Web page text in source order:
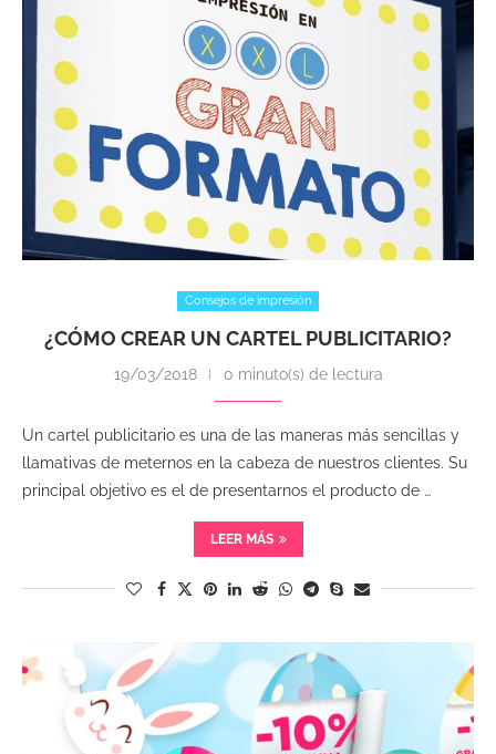
Consejos de impresión
¿CÓMO CREAR UN CARTEL PUBLICITARIO?
19/03/2018 0 minuto(s) de lectura
Un cartel publicitario es una de las maneras más sencillas y
llamativas de meternos en la cabeza de nuestros clientes. Su
principal objetivo es el de presentarnos el producto de …
LEER MÁS